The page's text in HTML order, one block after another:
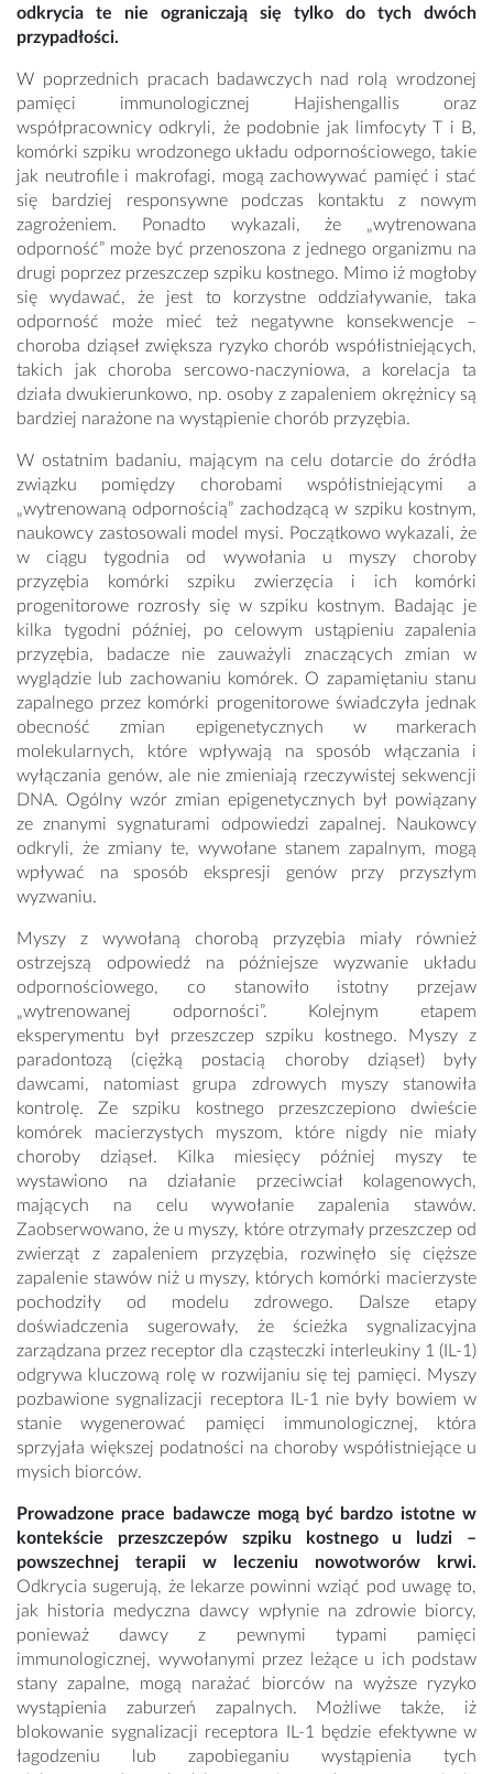
odkrycia te nie ograniczają się tylko do tych dwóch
przypadłości.
W poprzednich pracach badawczych nad rolą wrodzonej
pamięci immunologicznej Hajishengallis oraz
współpracownicy odkryli, że podobnie jak limfocyty T i B,
komórki szpiku wrodzonego układu odpornościowego, takie
jak neutrofile i makrofagi, mogą zachowywać pamięć i stać
się bardziej responsywne podczas kontaktu z nowym
zagrożeniem. Ponadto wykazali, że „wytrenowana
odporność” może być przenoszona z jednego organizmu na
drugi poprzez przeszczep szpiku kostnego. Mimo iż mogłoby
się wydawać, że jest to korzystne oddziaływanie, taka
odporność może mieć też negatywne konsekwencje –
choroba dziąseł zwiększa ryzyko chorób współistniejących,
takich jak choroba sercowo-naczyniowa, a korelacja ta
działa dwukierunkowo, np. osoby z zapaleniem okrężnicy są
bardziej narażone na wystąpienie chorób przyzębia.
W ostatnim badaniu, mającym na celu dotarcie do źródła
związku pomiędzy chorobami współistniejącymi a
„wytrenowaną odpornością” zachodzącą w szpiku kostnym,
naukowcy zastosowali model mysi. Początkowo wykazali, że
w ciągu tygodnia od wywołania u myszy choroby
przyzębia komórki szpiku zwierzęcia i ich komórki
progenitorowe rozrosły się w szpiku kostnym. Badając je
kilka tygodni później, po celowym ustąpieniu zapalenia
przyzębia, badacze nie zauważyli znaczących zmian w
wyglądzie lub zachowaniu komórek. O zapamiętaniu stanu
zapalnego przez komórki progenitorowe świadczyła jednak
obecność zmian epigenetycznych w markerach
molekularnych, które wpływają na sposób włączania i
wyłączania genów, ale nie zmieniają rzeczywistej sekwencji
DNA. Ogólny wzór zmian epigenetycznych był powiązany
ze znanymi sygnaturami odpowiedzi zapalnej. Naukowcy
odkryli, że zmiany te, wywołane stanem zapalnym, mogą
wpływać na sposób ekspresji genów przy przyszłym
wyzwaniu.
Myszy z wywołaną chorobą przyzębia miały również
ostrzejszą odpowiedź na późniejsze wyzwanie układu
odpornościowego, co stanowiło istotny przejaw
„wytrenowanej odporności”. Kolejnym etapem
eksperymentu był przeszczep szpiku kostnego. Myszy z
paradontozą (ciężką postacią choroby dziąseł) były
dawcami, natomiast grupa zdrowych myszy stanowiła
kontrolę. Ze szpiku kostnego przeszczepiono dwieście
komórek macierzystych myszom, które nigdy nie miały
choroby dziąseł. Kilka miesięcy później myszy te
wystawiono na działanie przeciwciał kolagenowych,
mających na celu wywołanie zapalenia stawów.
Zaobserwowano, że u myszy, które otrzymały przeszczep od
zwierząt z zapaleniem przyzębia, rozwinęło się cięższe
zapalenie stawów niż u myszy, których komórki macierzyste
pochodziły od modelu zdrowego. Dalsze etapy
doświadczenia sugerowały, że ścieżka sygnalizacyjna
zarządzana przez receptor dla cząsteczki interleukiny 1 (IL-1)
odgrywa kluczową rolę w rozwijaniu się tej pamięci. Myszy
pozbawione sygnalizacji receptora IL-1 nie były bowiem w
stanie wygenerować pamięci immunologicznej, która
sprzyjała większej podatności na choroby współistniejące u
mysich biorców.
Prowadzone prace badawcze mogą być bardzo istotne w
kontekście przeszczepów szpiku kostnego u ludzi –
powszechnej terapii w leczeniu nowotworów krwi.
Odkrycia sugerują, że lekarze powinni wziąć pod uwagę to,
jak historia medyczna dawcy wpłynie na zdrowie biorcy,
ponieważ dawcy z pewnymi typami pamięci
immunologicznej, wywołanymi przez leżące u ich podstaw
stany zapalne, mogą narażać biorców na wyższe ryzyko
wystąpienia zaburzeń zapalnych. Możliwe także, iż
blokowanie sygnalizacji receptora IL-1 będzie efektywne w
łagodzeniu lub zapobieganiu wystąpienia tych